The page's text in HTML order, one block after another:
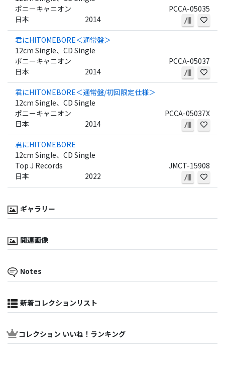
ポニーキャニオン
PCCA-05035
日本
2014
君にHITOMEBORE＜通常盤＞
12cm Single、CD Single
ポニーキャニオン
PCCA-05037
日本
2014
君にHITOMEBORE＜通常盤/初回限定仕様＞
12cm Single、CD Single
ポニーキャニオン
PCCA-05037X
日本
2014
君にHITOMEBORE
12cm Single、CD Single
Top J Records
JMCT-15908
日本
2022
ギャラリー
関連画像
Notes
新着コレクションリスト
コレクション いいね！ランキング